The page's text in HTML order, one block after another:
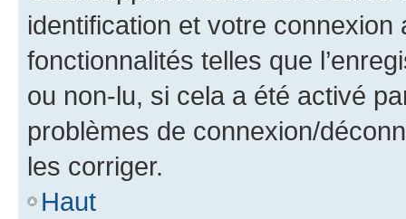
identification et votre
fonctionnalités telles que
ou non-lu, si cela a été activé
problèmes de connexion/
les corriger.
Haut